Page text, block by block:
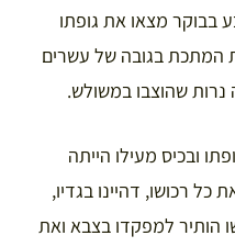
באוגוסט 1891. בשבע בבוקר מצאו את גופתו
המתכת בגובה של עשרים
שהוצבו במשולש.
ובכיס מעילו הייתה
כל רכושו, דהיינו בגדיו,
הותיר למפקדו בצבא ואת